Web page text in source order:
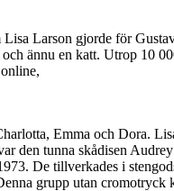
Larson gjorde för
ännu en katt. Utrop 10
Emma och Dora.
den tunna skådisen
De tillverkades i
grupp utan